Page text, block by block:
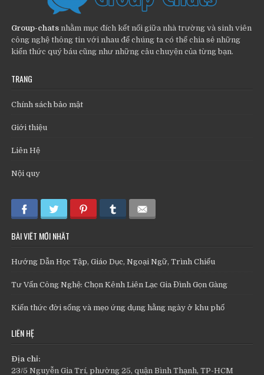
Group-chats nhằm mục đích kết nối giữa nhà trường và sinh viên
công nghệ thông tin với nhau để chúng ta có thể chia sẻ những
kiến thức quý báu cũng như những câu chuyện của từng bạn.
TRANG
Chính sách bảo mật
Giới thiệu
Liên Hệ
Nội quy
BÀI VIẾT MỚI NHẤT
Hướng Dẫn Học Tập, Giáo Dục, Ngoại Ngữ, Trình Chiếu
Tư Vấn Công Nghệ: Chọn Kênh Liên Lạc Gia Đình Gọn Gàng
Kiến thức đời sống và mẹo ứng dụng hằng ngày ở khu phố
LIÊN HỆ
Địa chỉ:
23/5 Nguyễn Gia Trí, phường 25, quận Bình Thạnh, TP-HCM